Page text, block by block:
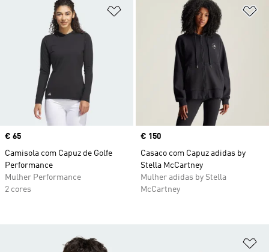
Adicionar à Lista de Desejos
Price
€ 65
Camisola com Capuz de Golfe
Performance
Mulher Performance
2 cores
Price
€ 150
Casaco com Capuz adidas by
Stella McCartney
Mulher adidas by Stella
McCartney